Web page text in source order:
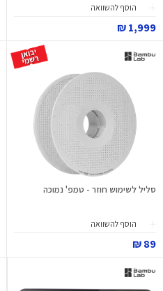
הוסף להשוואה
1,999 ₪
סליל לשימוש חוזר - טמפ' נמוכה
הוסף להשוואה
89 ₪